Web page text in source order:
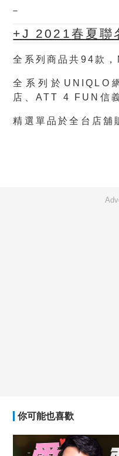
+J 2021春夏聯
全系列商品共94款
全系列於UNIQLO
店、ATT 4 FUN信
精選單品於全台店舖